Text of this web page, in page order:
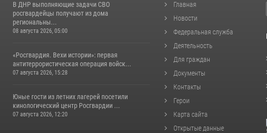
В ДНР выполняющие задачи СВО
росгвардейцы получают из дома
региональны...
08 августа 2026, 05:00
«Росгвардия. Вехи истории»: первая
антитеррористическая операция войск...
07 августа 2026, 15:28
Юные гости из летних лагерей посетили
кинологический центр Росгвардии ...
07 августа 2026, 12:20
Главная
Новости
Федеральная служба
Деятельность
Для граждан
Документы
Контакты
Герои
Карта сайта
Открытые данные